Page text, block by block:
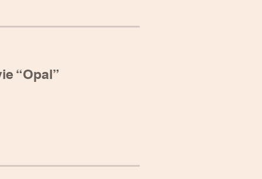
“Opal”